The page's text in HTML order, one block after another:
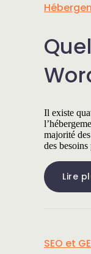
Il existe
majorité
des
Lire
SEO et